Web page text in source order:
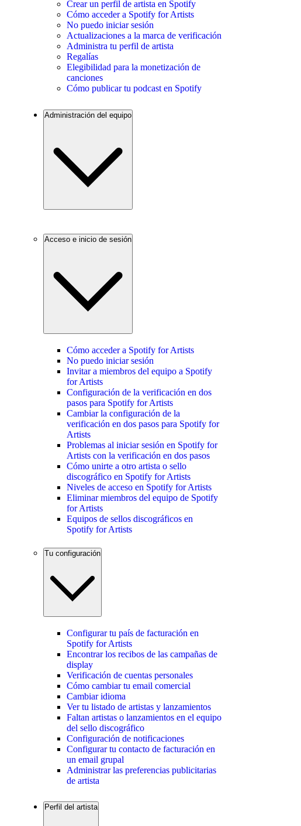
Crear un perfil de artista en Spotify
Cómo acceder a Spotify for Artists
No puedo iniciar sesión
Actualizaciones a la marca de verificación
Administra tu perfil de artista
Regalías
Elegibilidad para la monetización de
canciones
Cómo publicar tu podcast en Spotify
Administración del equipo
Acceso e inicio de sesión
Cómo acceder a Spotify for Artists
No puedo iniciar sesión
Invitar a miembros del equipo a Spotify
for Artists
Configuración de la verificación en dos
pasos para Spotify for Artists
Cambiar la configuración de la
verificación en dos pasos para Spotify for
Artists
Problemas al iniciar sesión en Spotify for
Artists con la verificación en dos pasos
Cómo unirte a otro artista o sello
discográfico en Spotify for Artists
Niveles de acceso en Spotify for Artists
Eliminar miembros del equipo de Spotify
for Artists
Equipos de sellos discográficos en
Spotify for Artists
Tu configuración
Configurar tu país de facturación en
Spotify for Artists
Encontrar los recibos de las campañas de
display
Verificación de cuentas personales
Cómo cambiar tu email comercial
Cambiar idioma
Ver tu listado de artistas y lanzamientos
Faltan artistas o lanzamientos en el equipo
del sello discográfico
Configuración de notificaciones
Configurar tu contacto de facturación en
un email grupal
Administrar las preferencias publicitarias
de artista
Perfil del artista